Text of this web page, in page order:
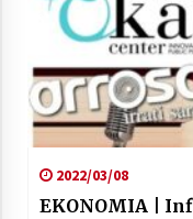
2022/03/08
EKONOMIA |